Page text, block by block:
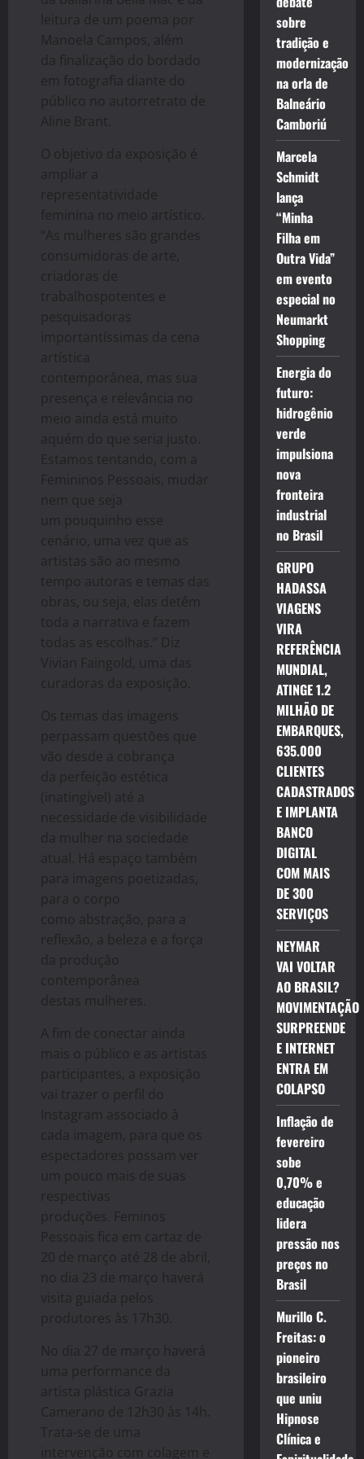
leitura de um poema por
Manoela Campos, além
da finalização do bordado
em fotografia diante do
público no autorretrato de
Aline Brant.
O objetivo da exposição é
ampliar a
representatividade
feminina no meio artístico.
“As mulheres são grandes
consumidoras de arte,
criadoras de
trabalhospotentes e
pesquisadoras
importantíssimas da cena
artística
contemporânea, mas sua
presença e relevância no
meio ainda está muito
aquém do que seria justo.
Estamos tentando, com a
Femininos Pessoais, mudar
nem que seja
um pouquinho esse
cenário, uma vez que as
artistas são ao mesmo
tempo autoras e temas das
obras, ou seja, elas detêm
toda a narrativa e fazem
todas as escolhas.” Diz
Vivian Faingold, uma das
curadoras da exposição.
Os temas das imagens
perpassam questões que
vão desde a cobrança
da perfeição estética
(inatingível) até a
necessidade de visibilidade
da mulher na sociedade
atual. Há espaço também
para imagens poetizadas,
para o corpo
como abstração, para a
reflexão, a beleza e a força
da produção
contemporânea
destas mulheres.
A fim de conectar ainda
mais o público e as artistas
participantes, a exposição
vai trazer o perfil do
Instagram associado à
cada imagem, para que os
espectadores possam ver
um pouco mais de suas
respectivas
produções. Feminos
Pessoais fica em cartaz de
20 de março até 28 de abril,
no dia 23 de março haverá
visita guiada pelos
produtores às 17h30.
No dia 27 de março haverá
uma performance da
artista plástica Grazia
Camerano de 12h30 às 14h.
Trata-se de uma
intervenção com colagem e
sobre
tradição e
modernização
na orla de
Balneário
Camboriú
Marcela
Schmidt
lança
“Minha
Filha em
Outra Vida”
em evento
especial no
Neumarkt
Shopping
Energia do
futuro:
hidrogênio
verde
impulsiona
nova
fronteira
industrial
no Brasil
GRUPO
HADASSA
VIAGENS
VIRA
REFERÊNCIA
MUNDIAL,
ATINGE 1.2
MILHÃO DE
EMBARQUES,
635.000
CLIENTES
CADASTRADOS
E IMPLANTA
BANCO
DIGITAL
COM MAIS
DE 300
SERVIÇOS
NEYMAR
VAI VOLTAR
AO BRASIL?
MOVIMENTAÇÃO
SURPREENDE
E INTERNET
ENTRA EM
COLAPSO
Inflação de
fevereiro
sobe
0,70% e
educação
lidera
pressão nos
preços no
Brasil
Murillo C.
Freitas: o
pioneiro
brasileiro
que uniu
Hipnose
Clínica e